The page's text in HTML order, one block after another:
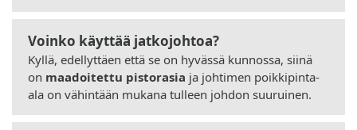
Voinko käyttää jatkojohtoa?
Kyllä, edellyttäen että se on hyvässä kunnossa, siinä
on maadoitettu pistorasia ja johtimen poikkipinta-
ala on vähintään mukana tulleen johdon suuruinen.